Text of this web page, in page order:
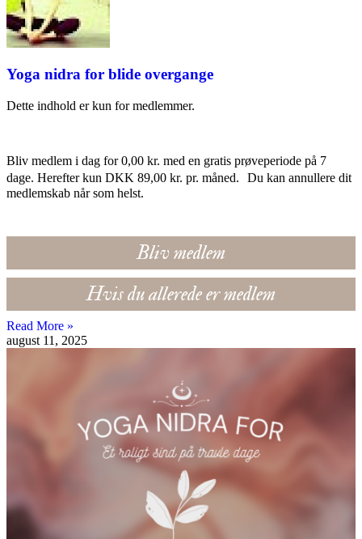
Yoga nidra for blide overgange
Dette indhold er kun for medlemmer.
Bliv medlem i dag for 0,00 kr. med en gratis prøveperiode på 7
dage. Herefter kun DKK 89,00 kr. pr. måned. Du kan annullere dit
medlemskab når som helst.
Bliv medlem
Hvis du allerede er medlem
Read More »
august 11, 2025